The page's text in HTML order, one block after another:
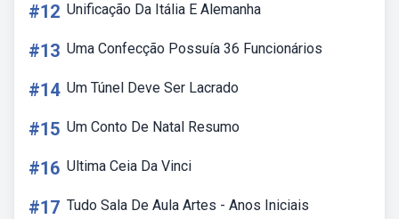
#12 Unificação Da Itália E Alemanha
#13 Uma Confecção Possuía 36 Funcionários
#14 Um Túnel Deve Ser Lacrado
#15 Um Conto De Natal Resumo
#16 Ultima Ceia Da Vinci
#17 Tudo Sala De Aula Artes - Anos Iniciais